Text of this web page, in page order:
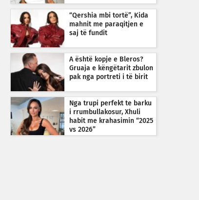
“Qershia mbi tortë”, Kida
mahnit me paraqitjen e
saj të fundit
A është kopje e Bleros?
Gruaja e këngëtarit zbulon
pak nga portreti i të birit
Nga trupi perfekt te barku
i rrumbullakosur, Xhuli
habit me krahasimin “2025
vs 2026”